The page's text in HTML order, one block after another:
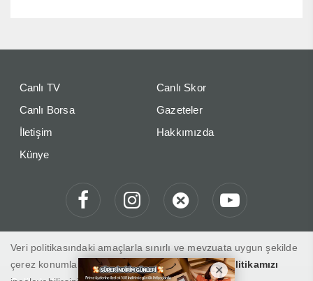
Canlı TV
Canlı Skor
Canlı Borsa
Gazeteler
İletişim
Hakkımızda
Künye
Veri politikasındaki amaçlarla sınırlı ve mevzuata uygun şekilde
çerez konumlandırmaktayız. Detaylar içinveri politikamızı